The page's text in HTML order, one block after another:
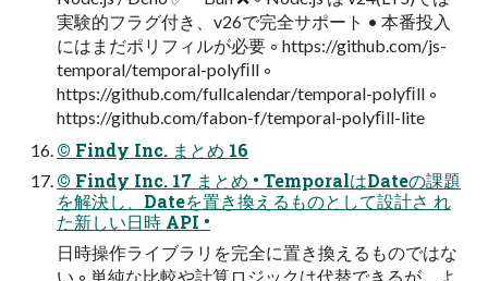
実験的フラグ付き、v26で完全サポート • 本番投⼊
にはまだポリフィルが必要 ◦ https://github.com/js-
temporal/temporal-polyﬁll ◦
https://github.com/fullcalendar/temporal-polyﬁll ◦
https://github.com/fabon-f/temporal-polyﬁll-lite
© Findy Inc. まとめ 16
© Findy Inc. 17 まとめ • TemporalはDateの課題
を解決し、Dateを置き換えるものとして設計さ れ
た新しい⽇時 API •
⽇時操作ライブラリを完全に置き換えるものではな
い ◦ 単純な⽐較や計算ロジックは代替できるが、よ